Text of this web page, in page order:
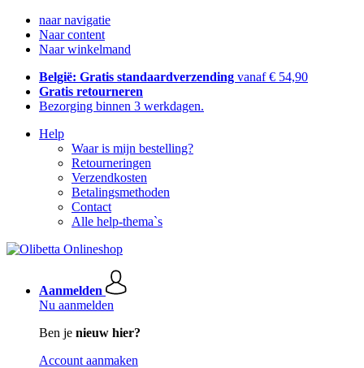
naar navigatie
Naar content
Naar winkelmand
België: Gratis standaardverzending vanaf € 54,90
Gratis retourneren
Bezorging binnen 3 werkdagen.
Help
Waar is mijn bestelling?
Retourneringen
Verzendkosten
Betalingsmethoden
Contact
Alle help-thema`s
Aanmelden
Nu aanmelden
Ben je nieuw hier?
Account aanmaken